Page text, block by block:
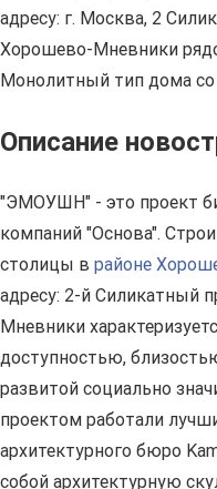
адресу: г. Москва, 2
Хорошево-Мневники
Монолитный тип дома со
Описание
"ЭМОУШН" - это проект
компаний "Основа".
столицы в районе
адресу: 2-й Силикатный
Мневники
доступностью,
развитой социально
проектом работали
архитектурного бюро
собой архитектурную